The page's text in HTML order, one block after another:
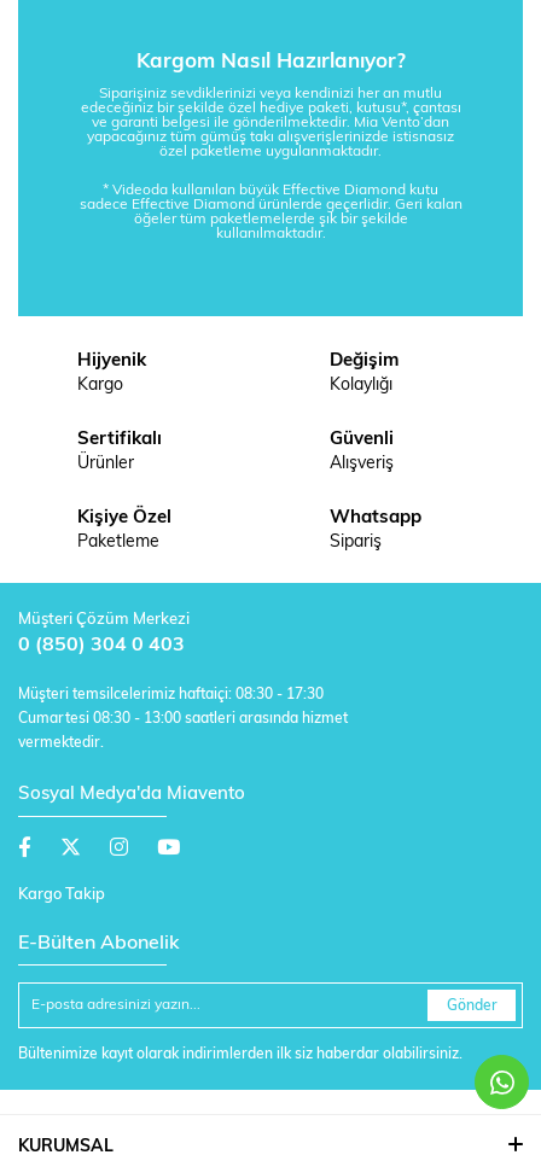
Kargom Nasıl Hazırlanıyor?
Siparişiniz sevdiklerinizi veya kendinizi her an mutlu
edeceğiniz bir şekilde özel hediye paketi, kutusu*, çantası
ve garanti belgesi ile gönderilmektedir. Mia Vento’dan
yapacağınız tüm gümüş takı alışverişlerinizde istisnasız
özel paketleme uygulanmaktadır.
* Videoda kullanılan büyük Effective Diamond kutu
sadece Effective Diamond ürünlerde geçerlidir. Geri kalan
öğeler tüm paketlemelerde şık bir şekilde
kullanılmaktadır.
Hijyenik
Kargo
Değişim
Kolaylığı
Sertifikalı
Ürünler
Güvenli
Alışveriş
Kişiye Özel
Paketleme
Whatsapp
Sipariş
Müşteri Çözüm Merkezi
0 (850) 304 0 403
Müşteri temsilcelerimiz haftaiçi: 08:30 - 17:30
Cumartesi 08:30 - 13:00 saatleri arasında hizmet
vermektedir.
Sosyal Medya'da Miavento
Kargo Takip
E-Bülten Abonelik
Gönder
Bültenimize kayıt olarak indirimlerden ilk siz haberdar olabilirsiniz.
KURUMSAL